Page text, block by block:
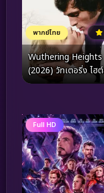
พากย์ไทย
Wuthering Heights
(2026) วัทเตอริ่ง ไฮ
Full HD